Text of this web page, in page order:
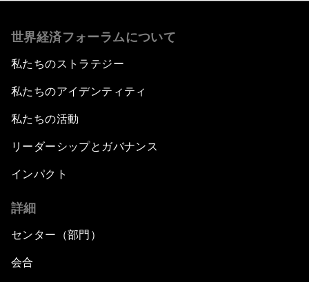
世界経済フォーラムについて
私たちのストラテジー
私たちのアイデンティティ
私たちの活動
リーダーシップとガバナンス
インパクト
詳細
センター（部門）
会合